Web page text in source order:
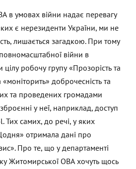
в умовах війни надає перевагу
є нерезиденти України, ми не
лишається загадкою. При тому
війни в
цілу робочу групу «Прозорість та
«моніторить» доброчесність та
та проведених громадами
у неї, наприклад, доступ
Тих самих, до речі, у яких
отримала дані про
Про те, що у департаменті
Житомирської ОВА хочуть щось